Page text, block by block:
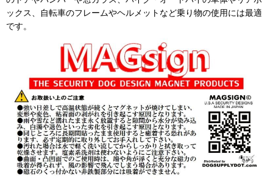
ックス、自転車のフレームやヘルメットなど乗り物の使用には最適
です。